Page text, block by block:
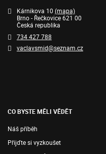
Kárnikova 10 (mapa)
Brno - Řečkovice 621 00
Česká republika
734 427 788
vaclavsmid@seznam.cz
CO BYSTE MĚLI VĚDĚT
Náš příběh
Přijďte si vyzkoušet